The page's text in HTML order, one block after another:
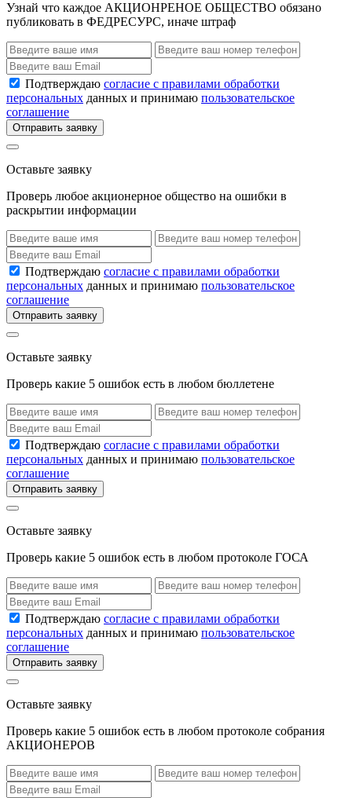
Узнай что каждое АКЦИОНРЕНОЕ ОБЩЕСТВО обязано
публиковать в ФЕДРЕСУРС, иначе штраф
Подтверждаю согласие с правилами обработки
персональных данных и принимаю пользовательское
соглашение
Отправить заявку
Оставьте заявку
Проверь любое акционерное общество на ошибки в
раскрытии информации
Подтверждаю согласие с правилами обработки
персональных данных и принимаю пользовательское
соглашение
Отправить заявку
Оставьте заявку
Проверь какие 5 ошибок есть в любом бюллетене
Подтверждаю согласие с правилами обработки
персональных данных и принимаю пользовательское
соглашение
Отправить заявку
Оставьте заявку
Проверь какие 5 ошибок есть в любом протоколе ГОСА
Подтверждаю согласие с правилами обработки
персональных данных и принимаю пользовательское
соглашение
Отправить заявку
Оставьте заявку
Проверь какие 5 ошибок есть в любом протоколе собрания
АКЦИОНЕРОВ